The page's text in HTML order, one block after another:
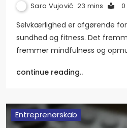
Sara Vujović 23 mins 0
Selvkærlighed er afgørende
sundhed og fitness. Det
fremmer mindfulness og
continue reading..
Entreprenørskab